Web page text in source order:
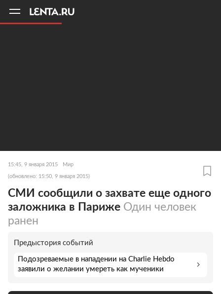
15:45, 9 января 2015 Мир
(обновлено: 15:50, 9 января 2015)
СМИ сообщили о захвате еще одного
заложника в Париже Один человек
ранен
Предыстория событий
Подозреваемые в нападении на Charlie Hebdo
заявили о желании умереть как мученики